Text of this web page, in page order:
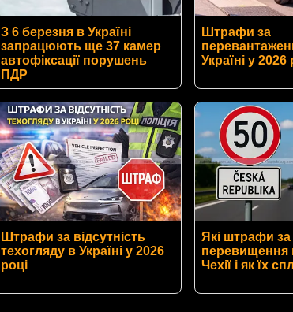
З 6 березня в Україні
запрацюють ще 37 камер
автофіксації порушень
ПДР
Штрафи за
Україні у 2026
Штрафи за відсутність
техогляду в Україні у 2026
році
Які штрафи за
перевищення
Чехії і як їх